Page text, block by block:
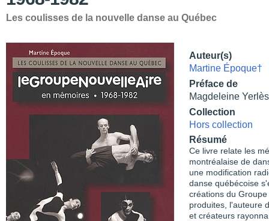
Les coulisses de la nouvelle danse au Québec
Auteur(s)
Martine Époque†
Préface de
Magdeleine Yerlès
Collection
Hors collection
Résumé
Ce livre relate les
montréalaise de
une modification
danse québécoise
créations du
produites, l'auteure
et créateurs